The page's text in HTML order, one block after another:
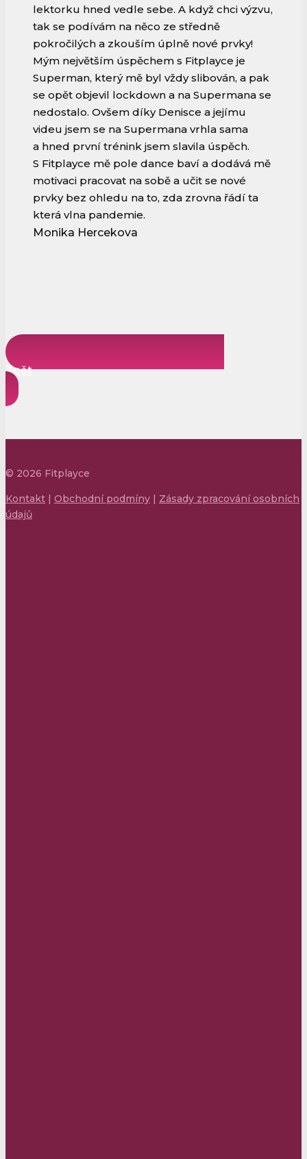
lektorku hned vedle sebe. A když chci výzvu,
tak se podívám na něco ze středně
pokročilých a zkouším úplně nové prvky!
Mým největším úspěchem s Fitplayce je
Superman, který mě byl vždy slibován, a pak
se opět objevil lockdown a na Supermana se
nedostalo. Ovšem díky Denisce a jejímu
videu jsem se na Supermana vrhla sama
a hned první trénink jsem slavila úspěch.
S Fitplayce mě pole dance baví a dodává mě
motivaci pracovat na sobě a učit se nové
prvky bez ohledu na to, zda zrovna řádí ta
která vlna pandemie.
Monika Hercekova
Zpět
© 2026 Fitplayce
Kontakt Obchodní podmíny
Zásady zpracování osobních
údajů